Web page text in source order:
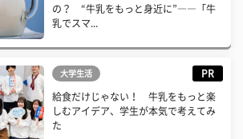
の？ “牛乳をもっと身近に”――「牛
乳でスマ...
大学生活 PR
給食だけじゃない！ 牛乳をもっと楽
しむアイデア、学生が本気で考えてみ
た